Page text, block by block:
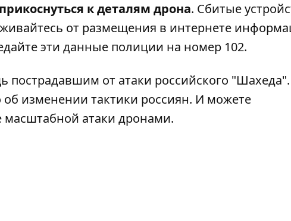
к деталям дрона. Сбитые
от размещения в интернете
эти данные полиции на номер 102.
пострадавшим от атаки российского "Шахеда".
об изменении тактики россиян. И можете
масштабной атаки дронами.